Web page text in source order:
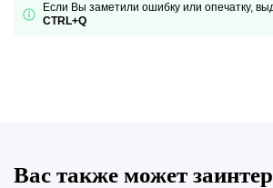
Если Вы заметили ошибку или опечатку,
CTRL+Q
Вас также может